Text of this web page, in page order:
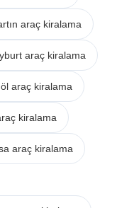
araç kiralama
araç kiralama
araç kiralama
kiralama
araç kiralama